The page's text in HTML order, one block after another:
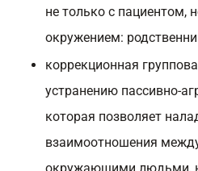
не только с пациентом,
окружением:
коррекционная
устранению пассивно-
которая позволяет
взаимоотношения